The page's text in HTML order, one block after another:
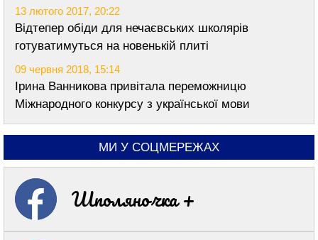
13 лютого 2017, 20:22
Відтепер обіди для нечаєвських школярів
готуватимуться на новенькій плиті
09 червня 2018, 15:14
Ірина Ванникова привітала переможницю
Міжнародного конкурсу з української мови
МИ У СОЦМЕРЕЖАХ
Шполяночка +